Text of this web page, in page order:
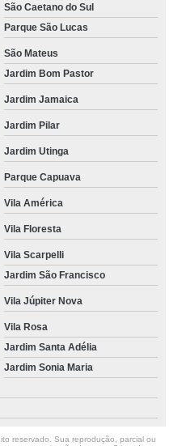
São Caetano do Sul
Parque São Lucas
São Mateus
Jardim Bom Pastor
Jardim Jamaica
Jardim Pilar
Jardim Utinga
Parque Capuava
Vila América
Vila Floresta
Vila Scarpelli
Jardim São Francisco
Vila Júpiter Nova
Vila Rosa
Jardim Santa Adélia
Jardim Sonia Maria
reservado. Sua reprodução, parcial ou